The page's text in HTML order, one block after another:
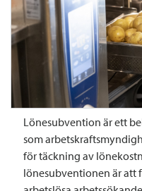
Lönesubvention är ett
som
för täckning av
lönesubventionen är att